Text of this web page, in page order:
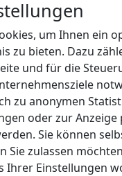
um Ihnen ein
zu bieten. Dazu
und für die
zu anonymen
oder zur
Sie können
Sie zulassen
Ihrer Einstellungen